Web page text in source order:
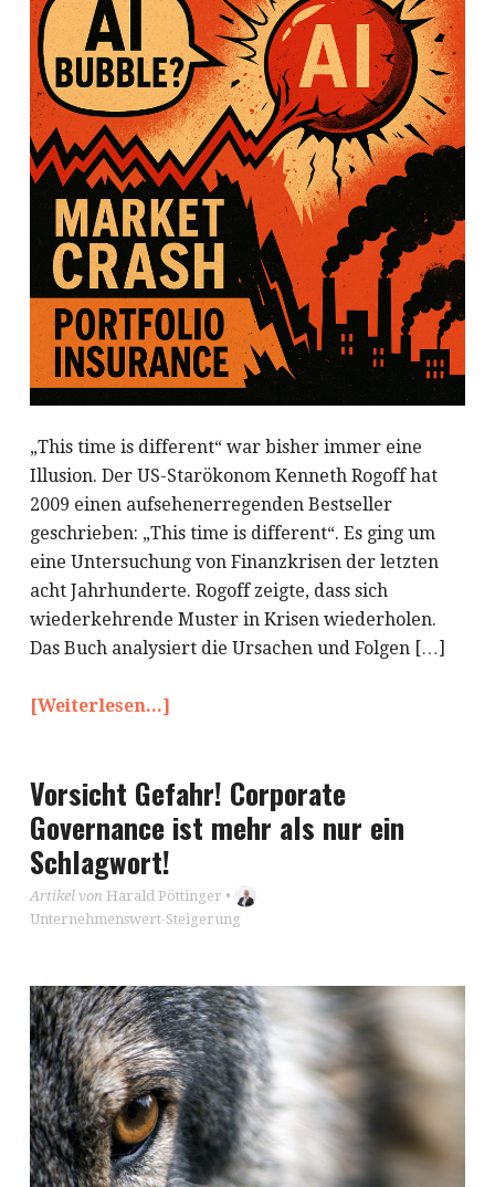
„This time is different“ war bisher immer eine
Illusion. Der US-Starökonom Kenneth Rogoff hat
2009 einen aufsehenerregenden Bestseller
geschrieben: „This time is different“. Es ging um
eine Untersuchung von Finanzkrisen der letzten
acht Jahrhunderte. Rogoff zeigte, dass sich
wiederkehrende Muster in Krisen wiederholen.
Das Buch analysiert die Ursachen und Folgen […]
[Weiterlesen...]
Vorsicht Gefahr! Corporate
Governance ist mehr als nur ein
Schlagwort!
Artikel von Harald Pöttinger •
Unternehmenswert-Steigerung